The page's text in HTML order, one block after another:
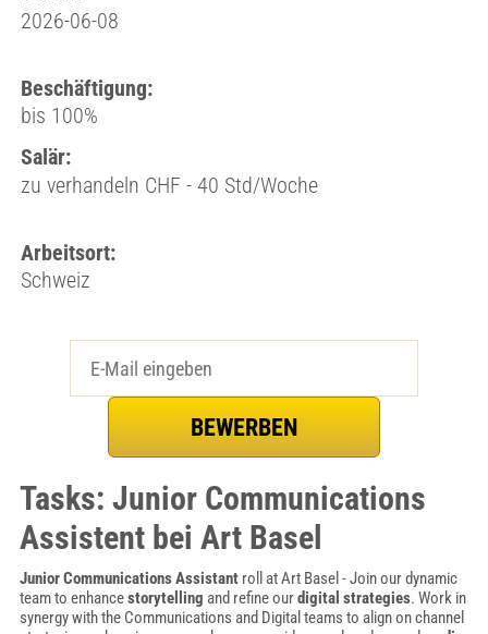
2026-06-08
Beschäftigung:
bis 100%
Salär:
zu verhandeln CHF - 40 Std/Woche
Arbeitsort:
Schweiz
Tasks: Junior Communications
Assistent bei Art Basel
Junior Communications Assistantroll at Art Basel - Join our dynamic
team to enhancestorytelling and refine ourdigital strategies. Work in
synergy with the Communications and Digital teams to align on channel